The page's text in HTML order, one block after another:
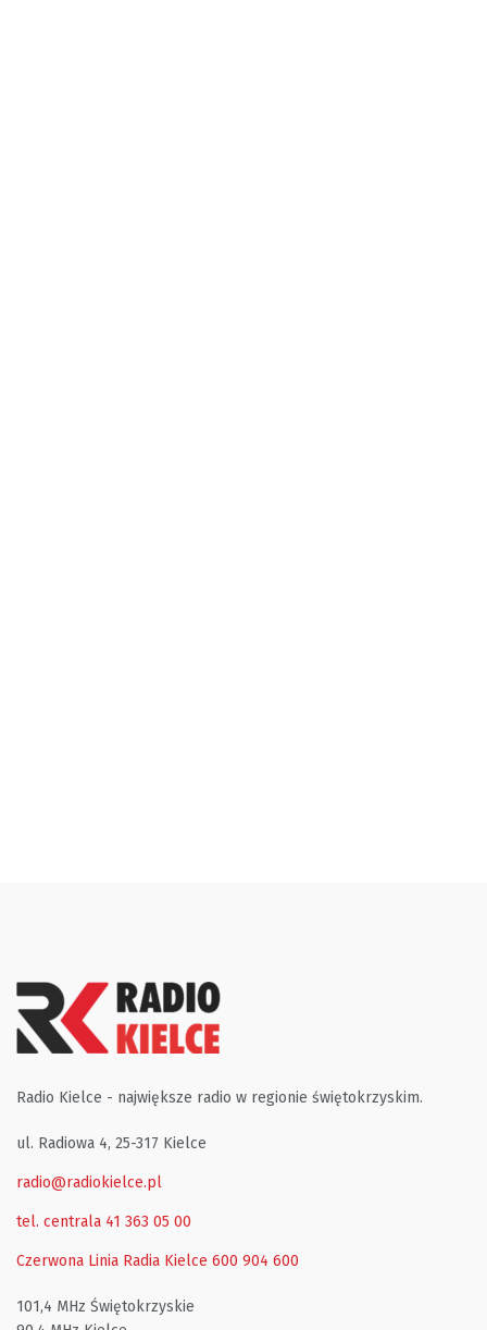
Radio Kielce - największe radio w regionie świętokrzyskim.
ul. Radiowa 4, 25-317 Kielce
radio@radiokielce.pl
tel. centrala 41 363 05 00
Czerwona Linia Radia Kielce 600 904 600
101,4 MHz Świętokrzyskie